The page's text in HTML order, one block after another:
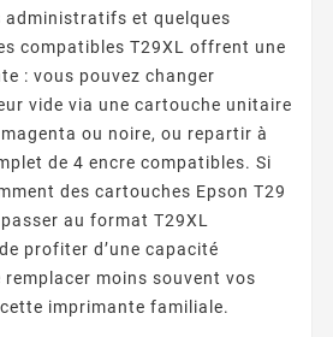
administratifs et quelques
compatibles T29XL offrent une
: vous pouvez changer
vide via une cartouche unitaire
ou noire, ou repartir à
de 4 encre compatibles. Si
des cartouches Epson T29
au format T29XL
profiter d’une capacité
remplacer moins souvent vos
imprimante familiale.